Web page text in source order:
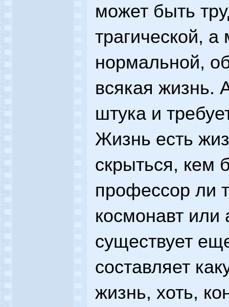
может быть
трагической,
нормальной,
всякая жизнь.
штука и
Жизнь есть
скрыться, кем
профессор ли
космонавт или
существует
составляет
жизнь, хоть,